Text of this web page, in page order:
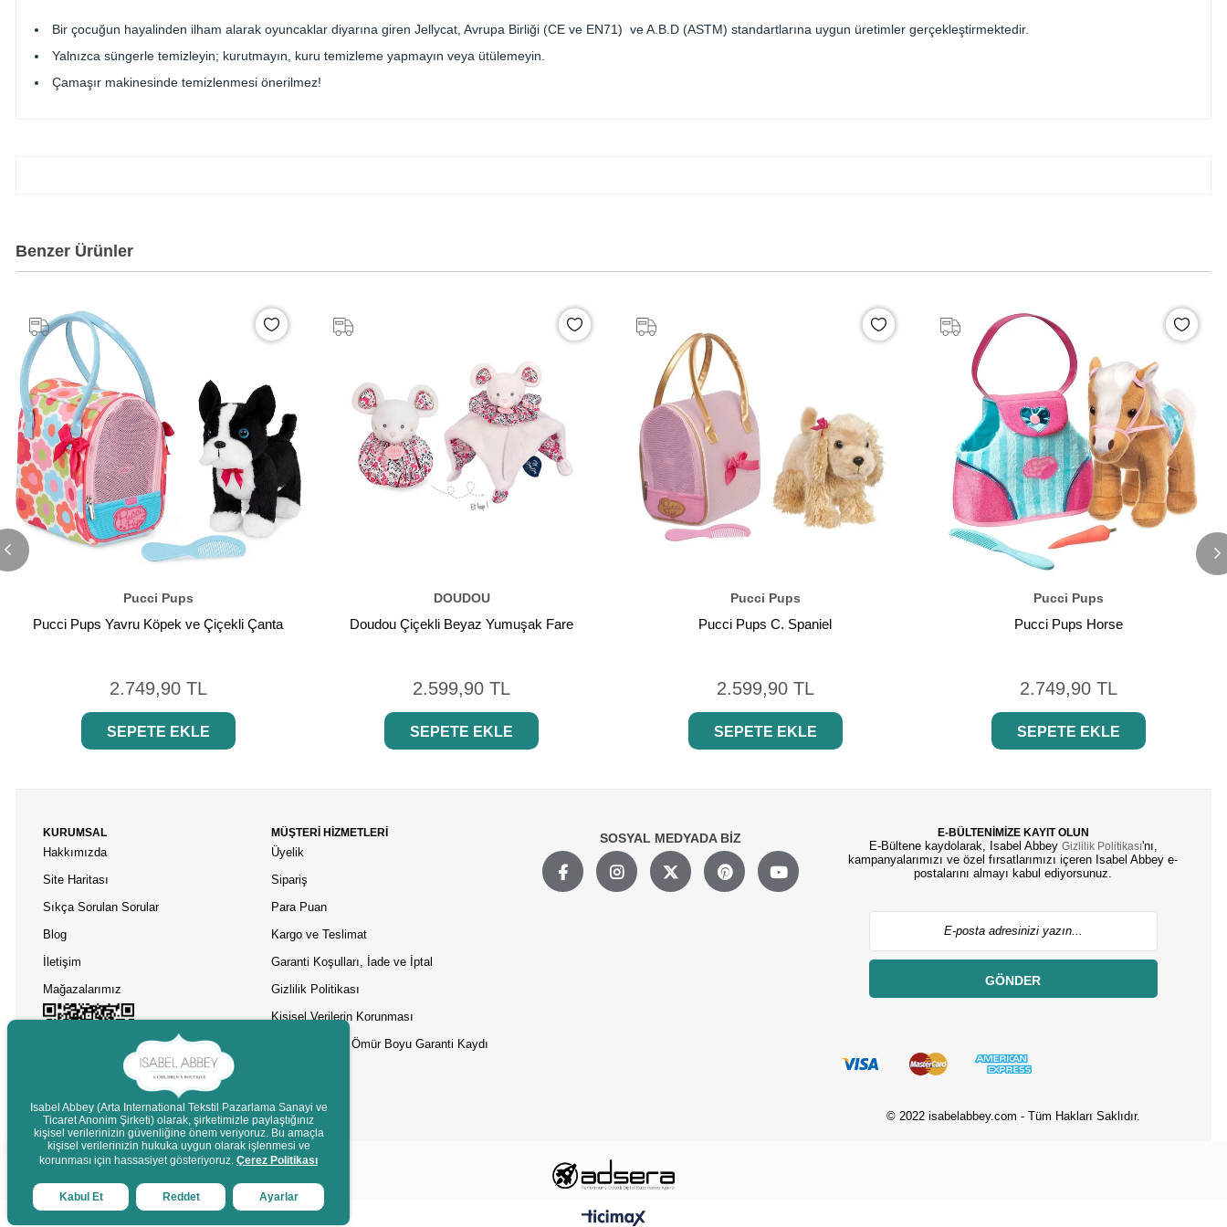
Bir çocuğun hayalinden ilham alarak oyuncaklar diyarına giren Jellycat, Avrupa Birliği (CE ve EN71) ve A.B.D (ASTM) standartlarına uygun üretimler gerçekleştirmektedir.
Yalnızca süngerle temizleyin; kurutmayın, kuru temizleme yapmayın veya ütülemeyin.
Çamaşır makinesinde temizlenmesi önerilmez!
Benzer Ürünler
Pucci Pups
Pucci Pups Yavru Köpek ve Çiçekli Çanta
2.749,90 TL
SEPETE EKLE
DOUDOU
Doudou Çiçekli Beyaz Yumuşak Fare
2.599,90 TL
SEPETE EKLE
Pucci Pups
Pucci Pups C. Spaniel
2.599,90 TL
SEPETE EKLE
Pucci Pups
Pucci Pups Horse
2.749,90 TL
SEPETE EKLE
KURUMSAL
Hakkımızda
Site Haritası
Sıkça Sorulan Sorular
Blog
İletişim
Mağazalarımız
MÜŞTERİ HİZMETLERİ
Üyelik
Sipariş
Para Puan
Kargo ve Teslimat
Garanti Koşulları, İade ve İptal
Gizlilik Politikası
Kişisel Verilerin Korunması
Asobu Termos Ömür Boyu Garanti Kaydı
SOSYAL MEDYADA BİZ E-BÜLTENİMİZE KAYIT OLUN
E-Bültene kaydolarak, Isabel Abbey Gizlilik Politikası'nı,
kampanyalarımızı ve özel fırsatlarımızı içeren Isabel Abbey e-
postalarını almayı kabul ediyorsunuz.
GÖNDER
© 2022 isabelabbey.com - Tüm Hakları Saklıdır.
Destek
Isabel Abbey (Arta International Tekstil Pazarlama Sanayi ve
Ticaret Anonim Şirketi) olarak, şirketimizle paylaştığınız
kişisel verilerinizin güvenliğine önem veriyoruz. Bu amaçla
kişisel verilerinizin hukuka uygun olarak işlenmesi ve
korunması için hassasiyet gösteriyoruz. Çerez Politikası
Kabul Et Reddet Ayarlar